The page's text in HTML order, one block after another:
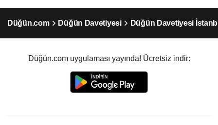
Düğün.com Düğün Davetiyesi Düğün Davetiyesi
Düğün.com uygulaması yayında! Ücretsiz indir: